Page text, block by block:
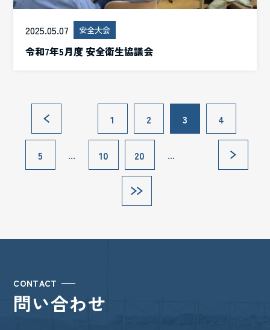
2025.05.07 安全大会
令和7年5月度 安全衛生協議会
« 1 2 3 4
5 ... 10 20 ... »
»
CONTACT
問い合わせ